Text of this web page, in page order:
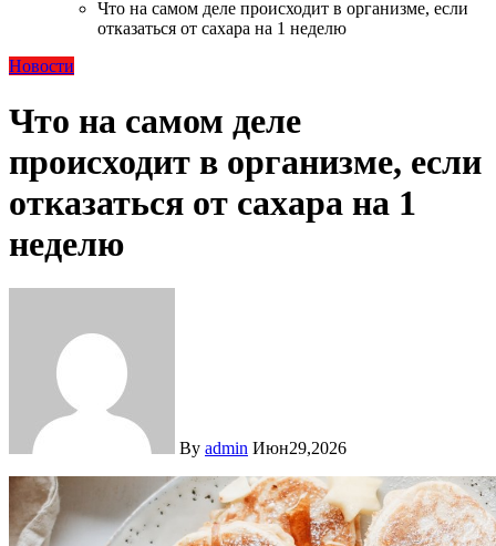
Что на самом деле происходит в организме, если
отказаться от сахара на 1 неделю
Новости
Что на самом деле
происходит в организме, если
отказаться от сахара на 1
неделю
By admin Июн29,2026